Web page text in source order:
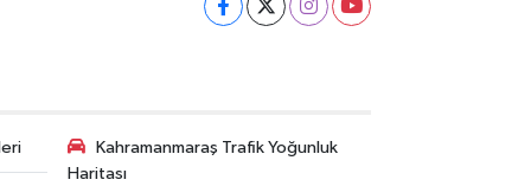
Kahramanmaraş Trafik Yoğunluk
Haritası